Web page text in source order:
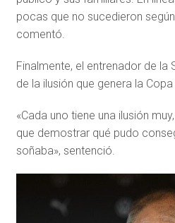
pocas que no sucedieron
comentó.
Finalmente, el entrenador de la
de la ilusión que genera la Copa
«Cada uno tiene una ilusión
que demostrar qué pudo
soñaba», sentenció.